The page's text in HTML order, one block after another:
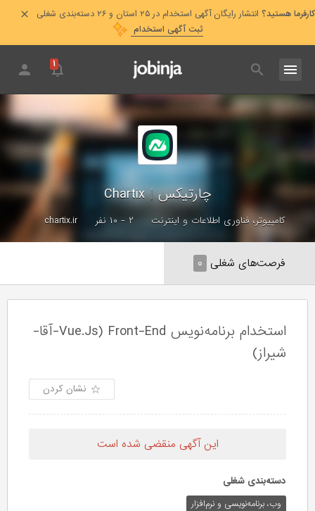
کارفرما هستید؟ انتشار رایگان آگهی استخدام در ۲۵ استان و ۲۶ دسته‌بندی شغلی
ثبت آگهی استخدام
۱
چارتیکس|
Chartix
کامپیوتر، فناوری اطلاعات و اینترنت ۲ - ۱۰ نفر chartix.ir
فرصت‌های شغلی ۰
استخدام برنامه‌نویس Vue.Js) Front-End-آقا-
شیراز)
نشان کردن
این آگهی منقضی شده است
دسته‌بندی شغلی
وب،‌ برنامه‌نویسی و نرم‌افزار